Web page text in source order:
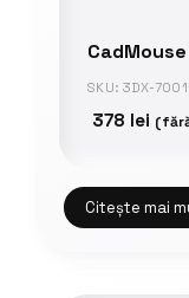
SKU: 3DX-
378 lei
Citește mai